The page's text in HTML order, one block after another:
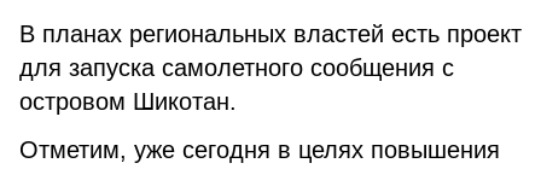
В планах региональных властей есть проект
для запуска самолетного сообщения с
островом Шикотан.
Отметим, уже сегодня в целях повышения